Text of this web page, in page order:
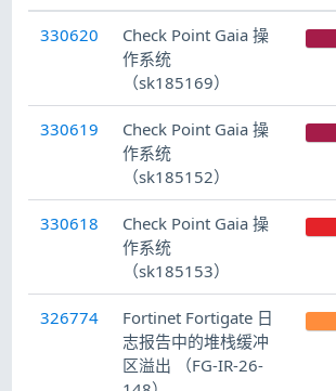
330620
Check Point Gaia 操
作系统
（sk185169）
330619
Check Point Gaia 操
作系统
（sk185152）
330618
Check Point Gaia 操
作系统
（sk185153）
326774
Fortinet Fortigate 日
志报告中的堆栈缓冲
区溢出 （FG-IR-26-